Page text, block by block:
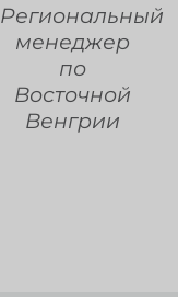
Региональный
менеджер
по
Восточной
Венгрии